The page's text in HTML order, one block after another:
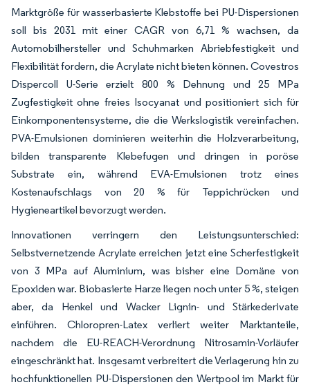
Marktgröße für wasserbasierte Klebstoffe bei PU-Dispersionen
soll bis 2031 mit einer CAGR von 6,71 % wachsen, da
Automobilhersteller und Schuhmarken Abriebfestigkeit und
Flexibilität fordern, die Acrylate nicht bieten können. Covestros
Dispercoll U-Serie erzielt 800 % Dehnung und 25 MPa
Zugfestigkeit ohne freies Isocyanat und positioniert sich für
Einkomponentensysteme, die die Werkslogistik vereinfachen.
PVA-Emulsionen dominieren weiterhin die Holzverarbeitung,
bilden transparente Klebefugen und dringen in poröse
Substrate ein, während EVA-Emulsionen trotz eines
Kostenaufschlags von 20 % für Teppichrücken und
Hygieneartikel bevorzugt werden.
Innovationen verringern den Leistungsunterschied:
Selbstvernetzende Acrylate erreichen jetzt eine Scherfestigkeit
von 3 MPa auf Aluminium, was bisher eine Domäne von
Epoxiden war. Biobasierte Harze liegen noch unter 5 %, steigen
aber, da Henkel und Wacker Lignin- und Stärkederivate
einführen. Chloropren-Latex verliert weiter Marktanteile,
nachdem die EU-REACH-Verordnung Nitrosamin-Vorläufer
eingeschränkt hat. Insgesamt verbreitert die Verlagerung hin zu
hochfunktionellen PU-Dispersionen den Wertpool im Markt für